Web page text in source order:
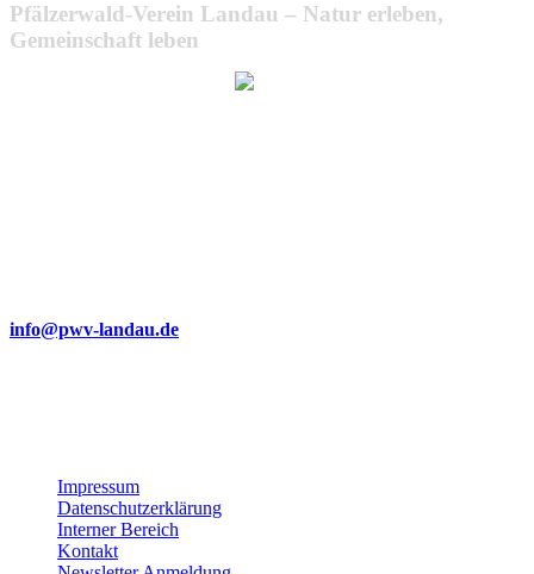
Pfälzerwald-Verein Landau – Natur erleben,
Gemeinschaft leben
info@pwv-landau.de
Impressum
Datenschutzerklärung
Interner Bereich
Kontakt